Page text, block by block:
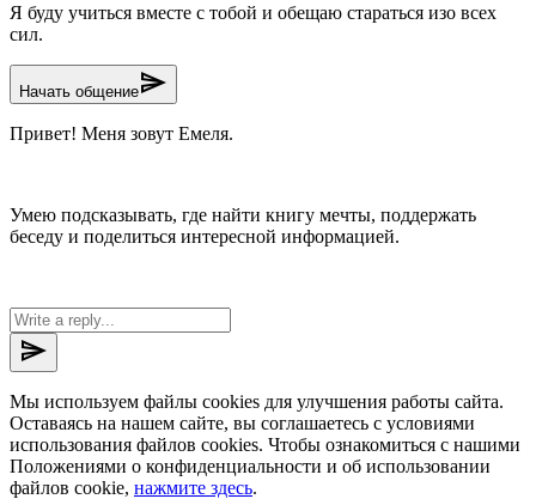
Я буду учиться вместе с тобой и обещаю стараться изо всех
сил.
Начать общениеsend
Привет! Меня зовут Емеля.
Умею подсказывать, где найти книгу мечты, поддержать
беседу и поделиться интересной информацией.
send
Мы используем файлы cookies для улучшения работы сайта.
Оставаясь на нашем сайте, вы соглашаетесь с условиями
использования файлов cookies. Чтобы ознакомиться с нашими
Положениями о конфиденциальности и об использовании
файлов cookie, нажмите здесь.